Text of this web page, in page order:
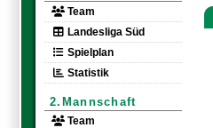
Team
Landesliga Süd
Spielplan
Statistik
2.Mannschaft
Team